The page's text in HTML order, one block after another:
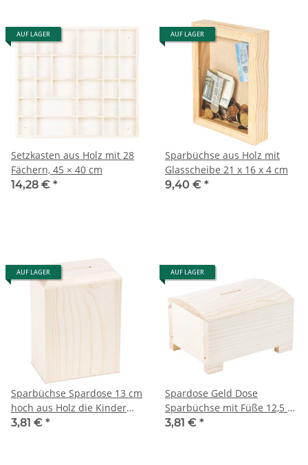
AUF LAGER
Setzkasten aus Holz mit 28
Fächern, 45 × 40 cm
14,28 € *
AUF LAGER
Sparbüchse aus Holz mit
Glasscheibe 21 x 16 x 4 cm
9,40 € *
AUF LAGER
Sparbüchse Spardose 13 cm
hoch aus Holz die Kinder
Einwurfkiste
3,81 € *
AUF LAGER
Spardose Geld Dose
Sparbüchse mit Füße 12,5 x
9 cm Kinder Reisekasse
3,81 € *